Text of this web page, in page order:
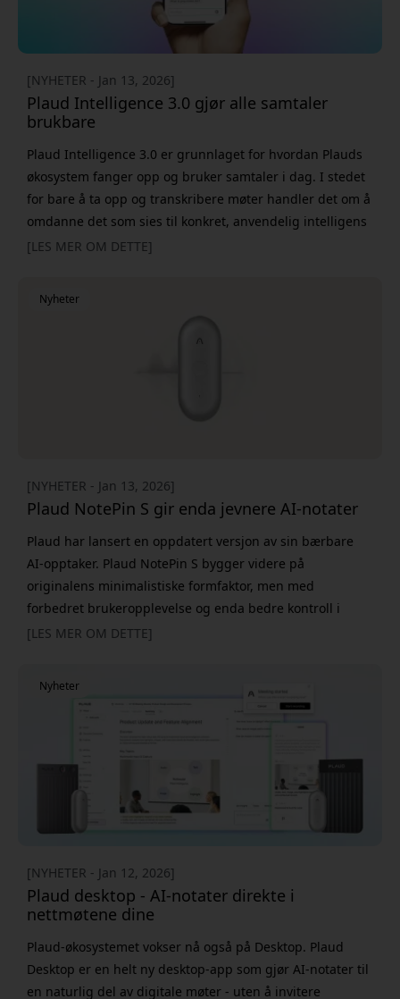
[NYHETER - Jan 13, 2026]
Plaud Intelligence 3.0 gjør alle samtaler
brukbare
Plaud Intelligence 3.0 er grunnlaget for hvordan Plauds
økosystem fanger opp og bruker samtaler i dag. I stedet
for bare å ta opp og transkribere møter handler det om å
omdanne det som sies til konkret, anvendelig intelligens
– i riktig kontekst og til riktig tid. Mye av det viktigste
vanskelige å bevare og følge opp. Plaud Int
[LES MER OM DETTE]
Nyheter
[NYHETER - Jan 13, 2026]
Plaud NotePin S gir enda jevnere AI-notater
Plaud har lansert en oppdatert versjon av sin bærbare
AI-opptaker. Plaud NotePin S bygger videre på
originalens minimalistiske formfaktor, men med
forbedret brukeropplevelse og enda bedre kontroll i
hverdagen. NotePin S er fortsatt like diskret og fleksibel å
design. Den er alltid klar når møtet, samtalen eller ideen
[LES MER OM DETTE]
Nyheter
[NYHETER - Jan 12, 2026]
Plaud desktop - AI-notater direkte i
nettmøtene dine
Plaud-økosystemet vokser nå også på Desktop. Plaud
Desktop er en helt ny desktop-app som gjør AI-notater til
en naturlig del av digitale møter - uten å invitere